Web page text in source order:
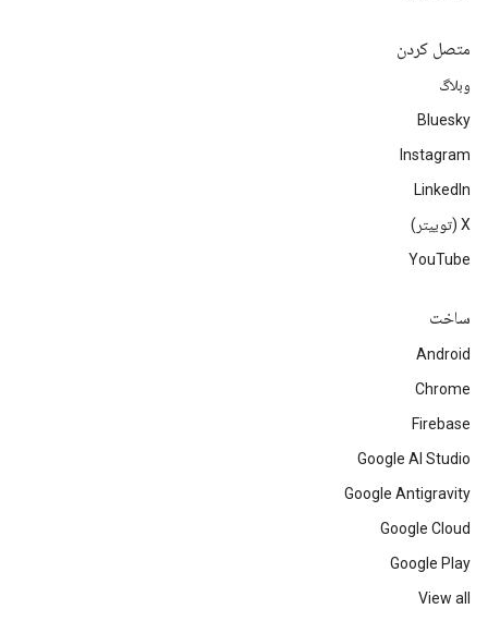
متصل کردن
وبلاگ
Bluesky
Instagram
LinkedIn
‫X (توییتر)
YouTube
ساخت
Android
Chrome
Firebase
Google AI Studio
Google Antigravity
Google Cloud
Google Play
View all